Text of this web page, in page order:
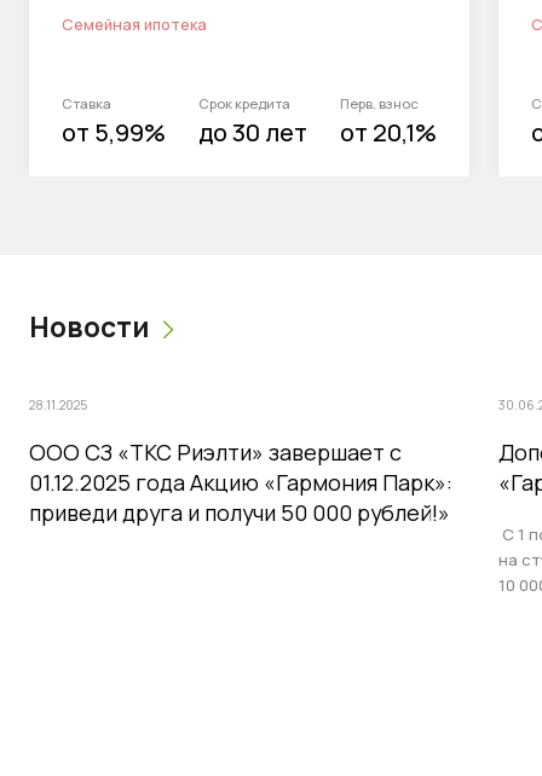
Семейная ипотека
Ставка
от 5,99%
Срок кредита
до 30 лет
Перв. взнос
от 20,1%
Новости
28.11.2025
ООО СЗ «ТКС Риэлти» завершает с
01.12.2025 года Акцию «Гармония Парк»:
приведи друга и получи 50 000 рублей!»
С 1
на
10